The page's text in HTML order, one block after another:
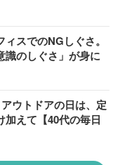
ィスでのNGしぐさ。
識のしぐさ」が身に
ウトドアの日は、定
えて【40代の毎日